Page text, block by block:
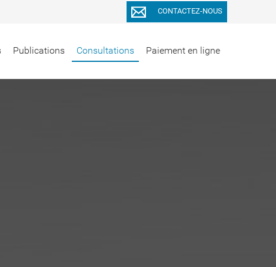
Publications Consultations Paiement en ligne
CONTACTEZ-NOUS